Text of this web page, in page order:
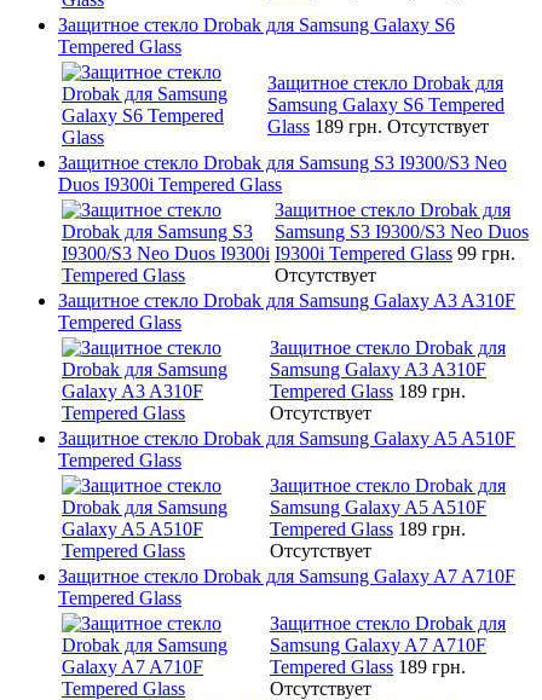
Защитное стекло Drobak для Samsung Galaxy S6
Tempered Glass
Защитное стекло Drobak для
Samsung Galaxy S6 Tempered
Glass 189 грн. Отсутствует
Защитное стекло Drobak для Samsung S3 I9300/S3 Neo
Duos I9300i Tempered Glass
Защитное стекло Drobak для
Samsung S3 I9300/S3 Neo Duos
I9300i Tempered Glass 99 грн.
Отсутствует
Защитное стекло Drobak для Samsung Galaxy A3 A310F
Tempered Glass
Защитное стекло Drobak для
Samsung Galaxy A3 A310F
Tempered Glass 189 грн.
Отсутствует
Защитное стекло Drobak для Samsung Galaxy A5 A510F
Tempered Glass
Защитное стекло Drobak для
Samsung Galaxy A5 A510F
Tempered Glass 189 грн.
Отсутствует
Защитное стекло Drobak для Samsung Galaxy A7 A710F
Tempered Glass
Защитное стекло Drobak для
Samsung Galaxy A7 A710F
Tempered Glass 189 грн.
Отсутствует